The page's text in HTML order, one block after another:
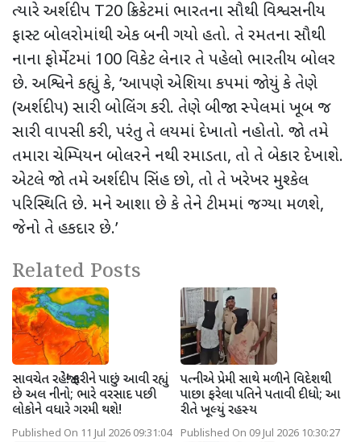
ત્યારે અર્શદીપ T20 ક્રિકેટમાં ભારતના સૌથી વિશ્વસનીય
ફાસ્ટ બોલરોમાંથી એક બની ગયો હતો. તે રમતના સૌથી
નાના ફોર્મેટમાં 100 વિકેટ લેનાર તે પહેલો ભારતીય બોલર
છે. અશ્વિને કહ્યું કે, ‘આપણે એશિયા કપમાં જોયું કે તેણે
(અર્શદીપ) સારી બોલિંગ કરી. તેણે બીજા સ્પેલમાં ખૂબ જ
સારી વાપસી કરી, પરંતુ તે લયમાં દેખાતો નહોતો. જો તમે
તમારા ચેમ્પિયન બોલરને નથી રમાડતા, તો તે બેકાર દેખાશે.
એટલેજો તમે અર્શદીપ સિંહ છો, તો તે ખરેખર મુશ્કેલ
પરિસ્થિતિ છે. મને આશા છે કે તેને ટીમમાં જગ્યા મળશે,
જેનો તે હકદાર છે.’
Related Posts
સાવચેત રહેજો! ફરીને પાછું આવી રહ્યું
છે અલ નીનો; ભારે વરસાદ પછી
લોકોને વધારે ગરમી થશે!
Published On 11 Jul 2026 09:31:04
પત્નીએ પ્રેમી સાથે મળીને વિદેશથી
પાછા ફરેલા પતિને પતાવી દીધો; આ
રીતે ખૂલ્યું રહસ્ય
Published On 09 Jul 2026 10:30:27